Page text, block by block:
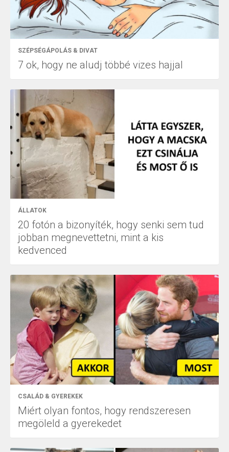
SZÉPSÉGÁPOLÁS & DIVAT
7 ok, hogy ne aludj többé vizes hajjal
ÁLLATOK
20 fotón a bizonyíték, hogy senki sem tud
jobban megnevettetni, mint a kis
kedvenced
CSALÁD & GYEREKEK
Miért olyan fontos, hogy rendszeresen
megöleld a gyerekedet